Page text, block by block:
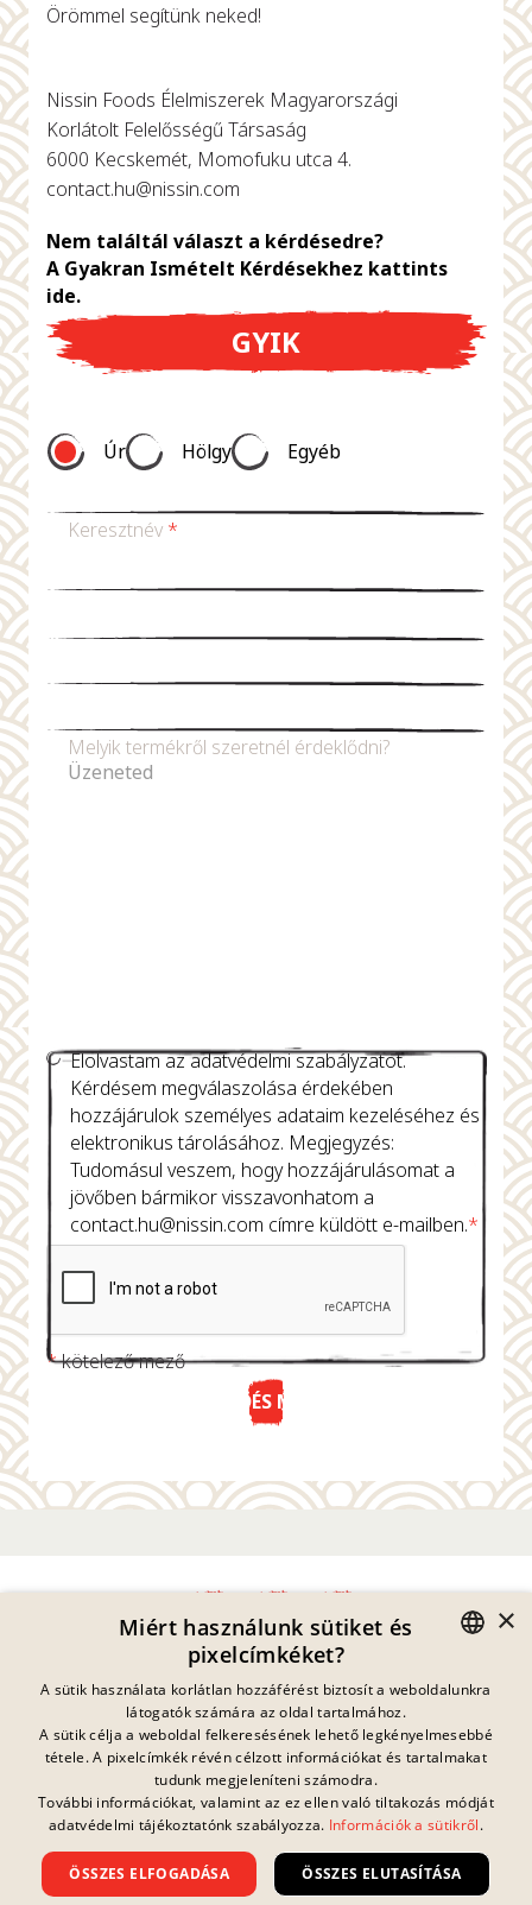
Örömmel segítünk neked!
Nissin Foods Élelmiszerek Magyarországi
Korlátolt Felelősségű Társaság
6000 Kecskemét, Momofuku utca 4.
contact.hu@nissin.com
Nem találtál választ a kérdésedre?
A Gyakran Ismételt Kérdésekhez kattints
ide.
GYIK
Úr Hölgy Egyéb
Keresztnév *
Melyik termékről szeretnél érdeklődni?
Elolvastam az adatvédelmi szabályzatot.
Kérdésem megválaszolása érdekében
hozzájárulok személyes adataim kezeléséhez és
elektronikus tárolásához. Megjegyzés:
Tudomásul veszem, hogy hozzájárulásomat a
jövőben bármikor visszavonhatom a
contact.hu@nissin.com címre küldött e-mailben.*
*kötelező mező
KÜLDÉS MOST
Adatvédelmi Nyilatkozat
Impresszum
Jogi Információk
Kapcsolat
Sütik
GYIK
Letöltések
Visszaélés Bejelentés
Jelenleg nincs
folyamatban lévő
nyereményjáték.
Általános Szerződési Feltételek
GERMAN
FRENCH
DANISH
HUNGARIAN
×
Miért használunk sütiket és
pixelcímkéket?
A sütik használata korlátlan hozzáférést biztosít a weboldalunkra
látogatók számára az oldal tartalmához.
A sütik célja a weboldal felkeresésének lehető legkényelmesebbé
tétele. A pixelcímkék révén célzott információkat és tartalmakat
tudunk megjeleníteni számodra.
További információkat, valamint az ez ellen való tiltakozás módját
adatvédelmi tájékoztatónk szabályozza. Információk a sütikről.
ÖSSZES ELFOGADÁSA ÖSSZES ELUTASÍTÁSA